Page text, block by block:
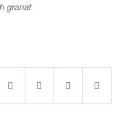
granat